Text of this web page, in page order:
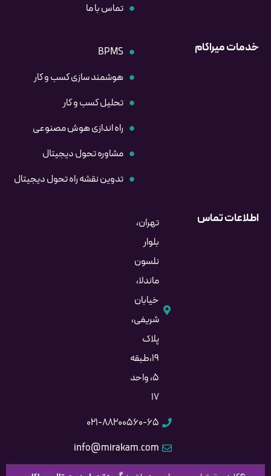
تماس با ما
خدمات میراکام
BPMS
هوشمند سازی کسب و کار
تحلیل کسب و کار
راه اندازی هوش مصنوعی
مشاوره تحول دیجیتال
تدوین نقشه راه تحول دیجیتال
اطلاعات تماس
تهران،
بلوار
نلسون
ماندلا،
خیابان
شریفی،
پلاک
۱۹،طبقه
۵، واحد
۱۷
۰۲۱-۸۸۲۰۰۵۶۰-۶۵
info@mirakam.com